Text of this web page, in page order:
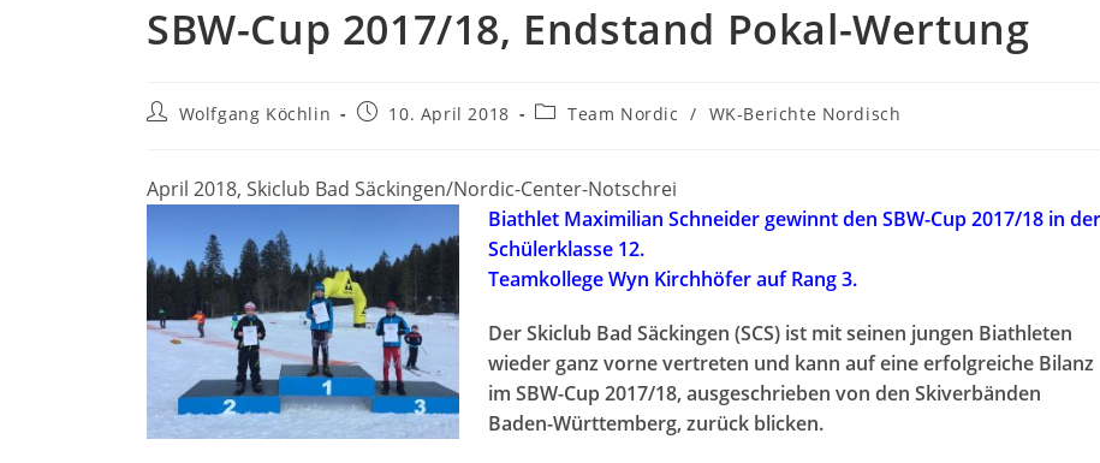
SBW-Cup 2017/18, Endstand Pokal-Wertung
Beitrags-
Wolfgang Köchlin
Beitrag10. April 2018
Beitrags-
Team Nordic / WK-Berichte Nordisch
April 2018, Skiclub Bad Säckingen/Nordic-Center-Notschrei
Biathlet Maximilian Schneider gewinnt den SBW-Cup 2017/18 in der
Schülerklasse 12.
Teamkollege Wyn Kirchhöfer auf Rang 3.
Der Skiclub Bad Säckingen (SCS) ist mit seinen jungen Biathleten
wieder ganz vorne vertreten und kann auf eine erfolgreiche Bilanz
im SBW-Cup 2017/18, ausgeschrieben von den Skiverbänden
Baden-Württemberg, zurück blicken.